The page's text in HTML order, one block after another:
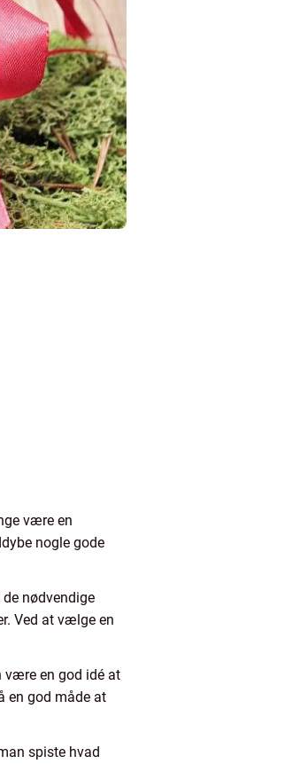
være en
nogle gode
nødvendige
Ved at vælge en
være en god idé at
en god måde at
spiste hvad